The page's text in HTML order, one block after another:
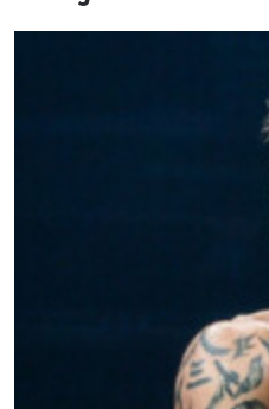
IKUTI
Bawa ONE Championship
Daftar sekarang untuk